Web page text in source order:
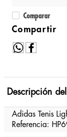
Comparar
Descripción
Adidas Tenis
Referencia: